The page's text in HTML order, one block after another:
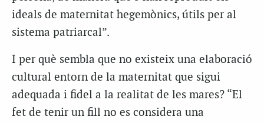
ideals de maternitat hegemònics, útils per al
sistema patriarcal”.
I per què sembla que no existeix una elaboració
cultural entorn de la maternitat que sigui
adequada i fidel a la realitat de les mares? “El
fet de tenir un fill no es considera una